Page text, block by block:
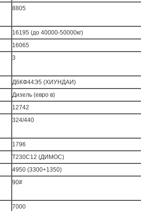
8805
16195 (до 40000-50000кг)
16065
3
Д6КФ44Э5 (ХИУНДАИ)
Дизель (евро в)
12742
324/440
1796
Т230С12 (ДИМОС)
4950 (3300+1350)
90#
7000